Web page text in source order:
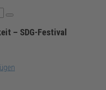
– SDG-Festival